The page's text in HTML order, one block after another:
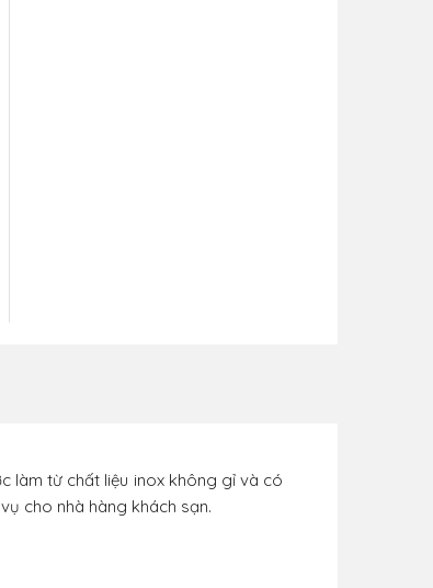
làm từ chất liệu inox không gỉ và có
cho nhà hàng khách sạn.